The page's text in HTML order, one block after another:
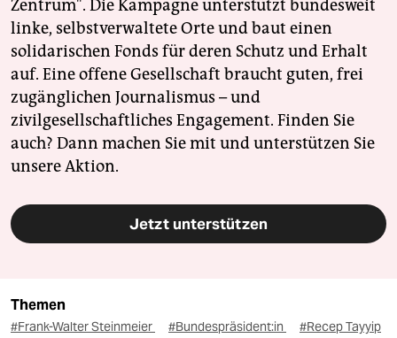
Zentrum". Die Kampagne unterstützt bundesweit
linke, selbstverwaltete Orte und baut einen
solidarischen Fonds für deren Schutz und Erhalt
auf. Eine offene Gesellschaft braucht guten, frei
zugänglichen Journalismus – und
zivilgesellschaftliches Engagement. Finden Sie
auch? Dann machen Sie mit und unterstützen Sie
unsere Aktion.
Jetzt unterstützen
Themen
#Frank-Walter Steinmeier #Bun­des­prä­si­den­t:in #Recep Tayyip